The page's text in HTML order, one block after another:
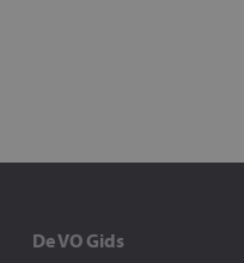
De VO Gids